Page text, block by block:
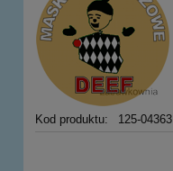
Kod produktu: 125-04363